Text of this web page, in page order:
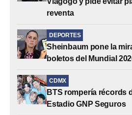
reventa
DEPORTES
Sheinbaum pone la
boletos del Mundial
CDMX
BTS rompería récords
Estadio GNP Seguros